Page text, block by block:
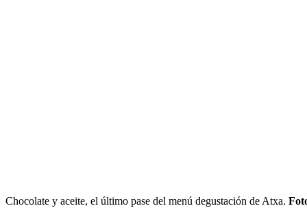
Chocolate y aceite, el último pase del menú degustación de Atxa.